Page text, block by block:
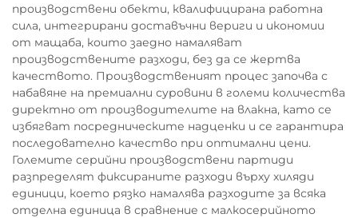
производствени обекти, квалифицирана работна
сила, интегрирани доставъчни вериги и икономии
от мащаба, които заедно намаляват
производствените разходи, без да се жертва
качеството. Производственият процес започва с
набавяне на премиални суровини в големи количества
директно от производителите на влакна, като се
избягват посредническите надценки и се гарантира
последователно качество при оптимални цени.
Големите серийни производствени партиди
разпределят фиксираните разходи върху хиляди
единици, което рязко намалява разходите за всяка
отделна единица в сравнение с малкосерийното